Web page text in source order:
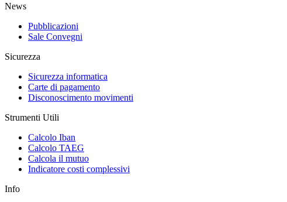
News
Pubblicazioni
Sale Convegni
Sicurezza
Sicurezza informatica
Carte di pagamento
Disconoscimento movimenti
Strumenti Utili
Calcolo Iban
Calcolo TAEG
Calcola il mutuo
Indicatore costi complessivi
Info